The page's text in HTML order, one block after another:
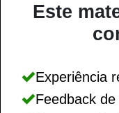
Este
Experiência
Feedback